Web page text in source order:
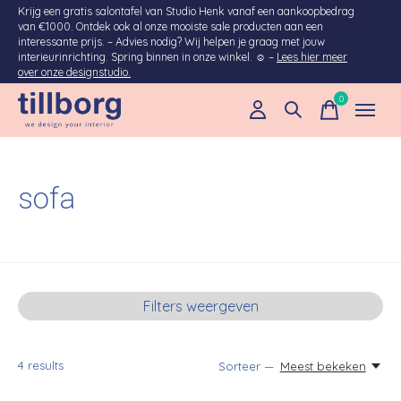
Krijg een gratis salontafel van Studio Henk vanaf een aankoopbedrag
van €1000. Ontdek ook al onze mooiste sale producten aan een
interessante prijs. – Advies nodig? Wij helpen je graag met jouw
interieurinrichting. Spring binnen in onze winkel. ☺ – Lees hier meer
over onze designstudio.
0items
sofa
Filters weergeven
4 results Sorteer — Meest bekeken